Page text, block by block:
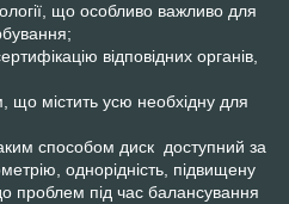
що особливо важливо для
відповідних органів,
містить усю необхідну для
способом диск доступний за
однорідність, підвищену
проблем під час балансування